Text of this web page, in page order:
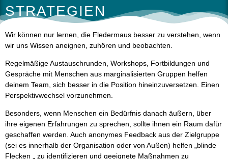
STRATEGIEN
Wir können nur lernen, die Fledermaus besser zu verstehen, wenn
wir uns Wissen aneignen, zuhören und beobachten.
Regelmäßige Austauschrunden, Workshops, Fortbildungen und
Gespräche mit Menschen aus marginalisierten Gruppen helfen
deinem Team, sich besser in die Position hineinzuversetzen. Einen
Perspektivwechsel vorzunehmen.
Besonders, wenn Menschen ein Bedürfnis danach äußern, über
ihre eigenen Erfahrungen zu sprechen, sollte ihnen ein Raum dafür
geschaffen werden. Auch anonymes Feedback aus der Zielgruppe
(sei es innerhalb der Organisation oder von Außen) helfen „blinde
Flecken „ zu identifizieren und geeignete Maßnahmen zu